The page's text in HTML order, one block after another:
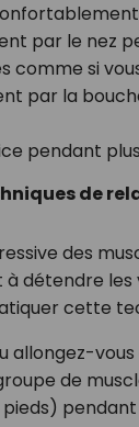
par le nez
comme si
par la
pendant
de
des
détendre les
cette
allongez-
de